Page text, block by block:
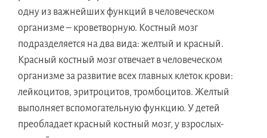
одну из важнейших функций в человеческом
организме – кроветворную. Костный мозг
подразделяется на два вида: желтый и красный.
Красный костный мозг отвечает в человеческом
организме за развитие всех главных клеток крови:
лейкоцитов, эритроцитов, тромбоцитов. Желтый
выполняет вспомогательную функцию. У детей
преобладает красный костный мозг, у взрослых-